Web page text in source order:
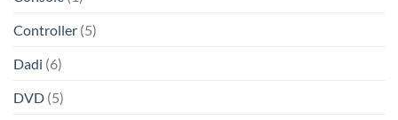
Controller (5)
Dadi (6)
DVD (5)